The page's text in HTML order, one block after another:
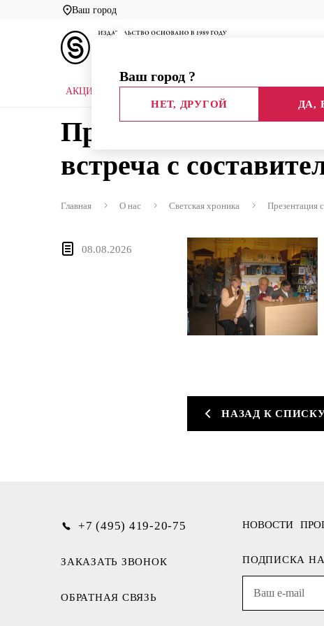
Ваш город
Ваш город ?
НЕТ, ДРУГОЙ ДА,
АКЦИИ
Презентация
встреча с
Главная О нас Светская хроника Презентация
08.08.2026
НАЗАД К
НОВОСТИ
ПОДПИСКА
+7 (495) 419-20-75
ЗАКАЗАТЬ ЗВОНОК
ОБРАТНАЯ СВЯЗЬ